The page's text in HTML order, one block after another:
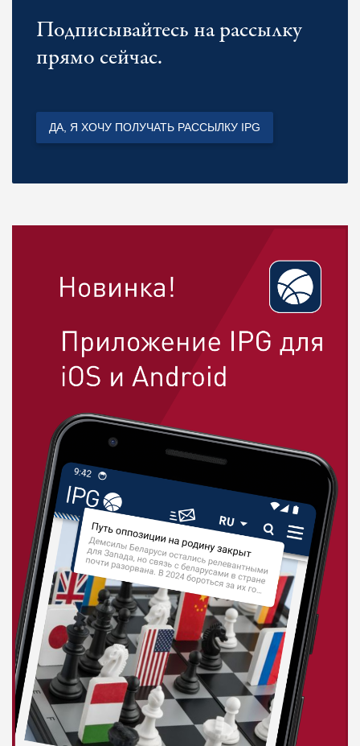
Подписывайтесь на рассылку
прямо сейчас.
ДА, Я ХОЧУ ПОЛУЧАТЬ РАССЫЛКУ IPG